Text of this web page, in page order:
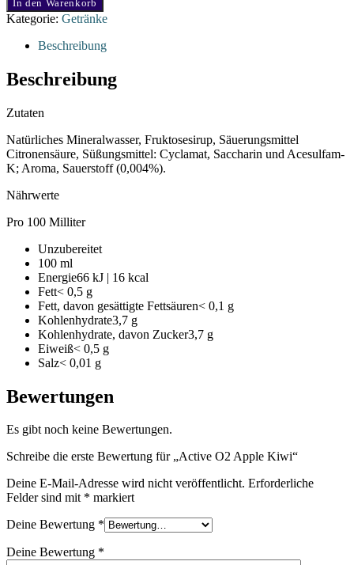
Apple
Kiwi
Menge
In den Warenkorb
Kategorie: Getränke
Beschreibung
Beschreibung
Zutaten
Natürliches Mineralwasser, Fruktosesirup, Säuerungsmittel
Citronensäure, Süßungsmittel: Cyclamat, Saccharin und Acesulfam-
K; Aroma, Sauerstoff (0,004%).
Nährwerte
Pro 100 Milliter
Unzubereitet
100 ml
Energie66 kJ | 16 kcal
Fett< 0,5 g
Fett, davon gesättigte Fettsäuren< 0,1 g
Kohlenhydrate3,7 g
Kohlenhydrate, davon Zucker3,7 g
Eiweiß< 0,5 g
Salz< 0,01 g
Bewertungen
Es gibt noch keine Bewertungen.
Schreibe die erste Bewertung für „Active O2 Apple Kiwi“
Deine E-Mail-Adresse wird nicht veröffentlicht. Erforderliche
Felder sind mit * markiert
Deine Bewertung *
Deine Bewertung *